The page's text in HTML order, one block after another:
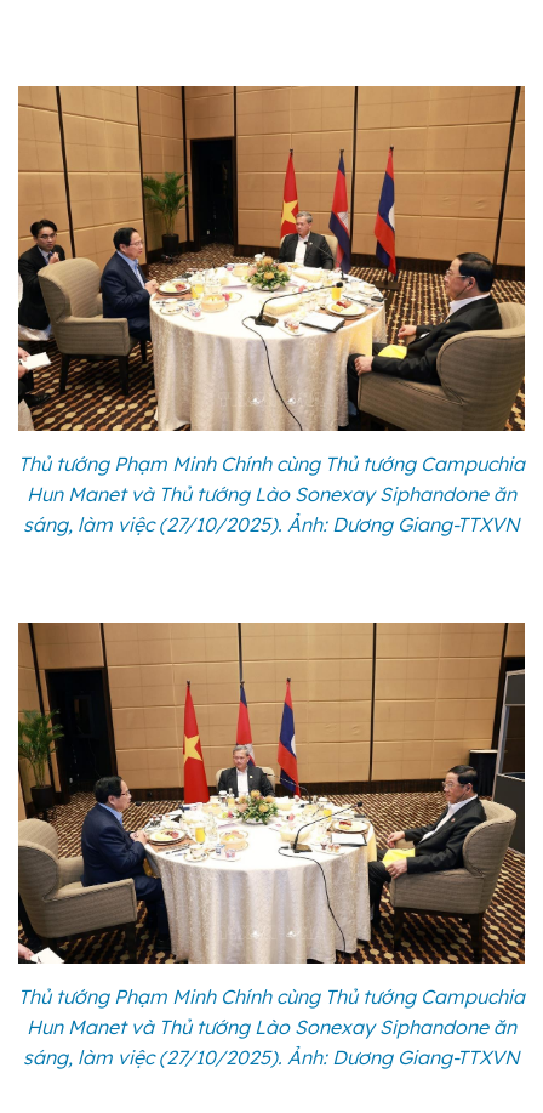
Thủ tướng Phạm Minh Chính cùng Thủ tướng Campuchia
Hun Manet và Thủ tướng Lào Sonexay Siphandone ăn
sáng, làm việc (27/10/2025). Ảnh: Dương Giang-TTXVN
Thủ tướng Phạm Minh Chính cùng Thủ tướng Campuchia
Hun Manet và Thủ tướng Lào Sonexay Siphandone ăn
sáng, làm việc (27/10/2025). Ảnh: Dương Giang-TTXVN